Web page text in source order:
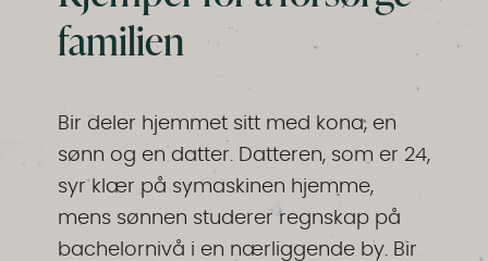
familien
Bir deler hjemmet sitt med kona, en
sønn og en datter. Datteren, som er 24,
syr klær på symaskinen hjemme,
mens sønnen studerer regnskap på
bachelornivå i en nærliggende by. Bir